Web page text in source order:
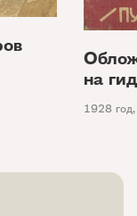
на
1928 год